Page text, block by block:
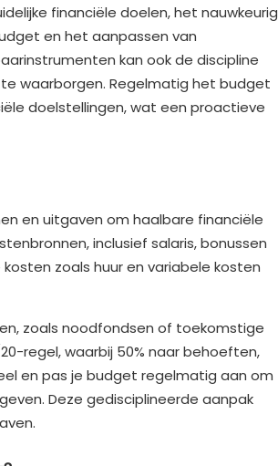
financiële doelen, het nauwkeurig
en het aanpassen van
kan ook de discipline
waarborgen. Regelmatig het budget
doelstellingen, wat een proactieve
en uitgaven om haalbare financiële
inclusief salaris, bonussen
zoals huur en variabele kosten
zoals noodfondsen of toekomstige
regel, waarbij 50% naar behoeften,
en pas je budget regelmatig aan om
Deze gedisciplineerde aanpak